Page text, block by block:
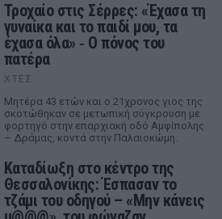
Τροχαίο στις Σέρρες: «Έχασα τη
γυναίκα και το παιδί μου, τα
έχασα όλα» ‑ Ο πόνος του
πατέρα
ΧΤΕΣ
Μητέρα 43 ετών και ο 21χρονος γιος της
σκοτώθηκαν σε μετωπική σύγκρουση με
φορτηγό στην επαρχιακή οδό Αμφίπολης
– Δράμας, κοντά στην Παλαιοκώμη.
Καταδίωξη στο κέντρο της
Θεσσαλονίκης: Έσπασαν το
τζάμι του οδηγού – «Μην κάνεις